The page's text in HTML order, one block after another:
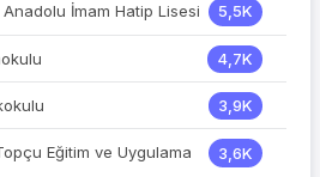
İmam Hatip Lisesi 5,5K
4,7K
3,9K
Eğitim ve Uygulama
3,6K